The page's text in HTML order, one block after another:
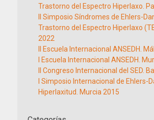
Trastorno del Espectro Hiperlaxo.
II Simposio Síndromes de Ehlers-
Trastorno del Espectro Hiperlaxo
2022
II Escuela Internacional ANSEDH.
I Escuela Internacional ANSEDH.
II Congreso Internacional del SED.
I Simposio Internacional de Ehlers-
Hiperlaxitud. Murcia 2015